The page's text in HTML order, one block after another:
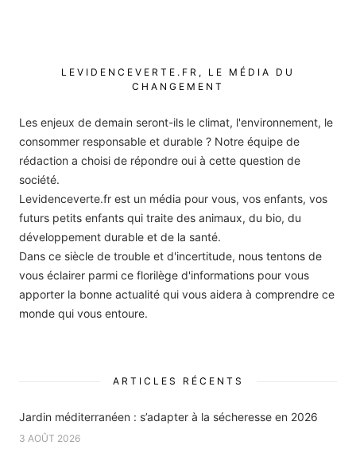
LEVIDENCEVERTE.FR, LE MÉDIA DU
CHANGEMENT
Les enjeux de demain seront-ils le climat, l'environnement, le
consommer responsable et durable ? Notre équipe de
rédaction a choisi de répondre oui à cette question de
société.
Levidenceverte.fr est un média pour vous, vos enfants, vos
futurs petits enfants qui traite des animaux, du bio, du
développement durable et de la santé.
Dans ce siècle de trouble et d'incertitude, nous tentons de
vous éclairer parmi ce florilège d'informations pour vous
apporter la bonne actualité qui vous aidera à comprendre ce
monde qui vous entoure.
ARTICLES RÉCENTS
Jardin méditerranéen : s’adapter à la sécheresse en 2026
3 AOÛT 2026